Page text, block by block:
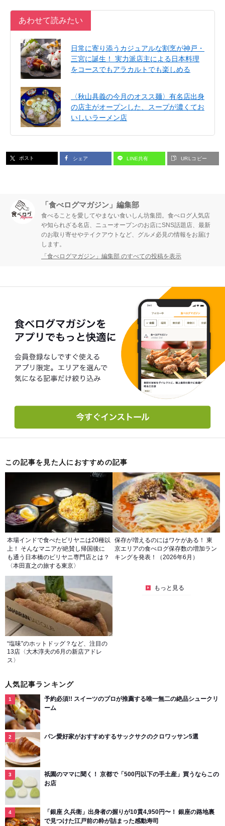
あわせて読みたい
日常に寄り添うカジュアルな割烹が神戸・
三宮に誕生！ 実力派店主による日本料理
をコースでもアラカルトでも楽しめる
〈秋山具義の今月のオスス麺〉有名店出身
の店主がオープンした、スープが濃くてお
いしいラーメン店
ポスト シェア LINE共有 URLコピー
「食べログマガジン」編集部
食べることを愛してやまない食いしん坊集団。食べログ人気店
や知られざる名店、ニューオープンのお店にSNS話題店、最新
のお取り寄せやテイクアウトなど、グルメ必見の情報をお届け
します。
「食べログマガジン」編集部 のすべての投稿を表示
この記事を見た人におすすめの記事
本場インドで食べたビリヤニは20種以
上！ そんなマニアが絶賛し帰国後に
も通う日本橋のビリヤニ専門店とは？
〈本田直之の旅する東京〉
保存が増えるのにはワケがある！ 東
京エリアの食べログ保存数の増加ラン
キングを発表！（2026年6月）
“塩味”のホットドッグ？など、注目の
13店〈大木淳夫の6月の新店アドレ
ス〉
もっと見る
人気記事ランキング
予約必須!! スイーツのプロが推薦する唯一無二の絶品シュークリ
ーム
パン愛好家がおすすめするサックサクのクロワッサン5選
祇園のママに聞く！ 京都で「500円以下の手土産」買うならこの
お店
「銀座 久兵衛」出身者の握りが10貫4,950円〜！ 銀座の路地裏
で見つけた江戸前の粋が詰まった感動寿司